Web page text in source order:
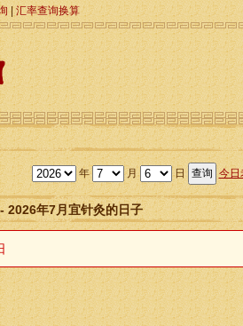
|汇率查询换算
年 月 日 今日
2026年7月宜针灸的日子